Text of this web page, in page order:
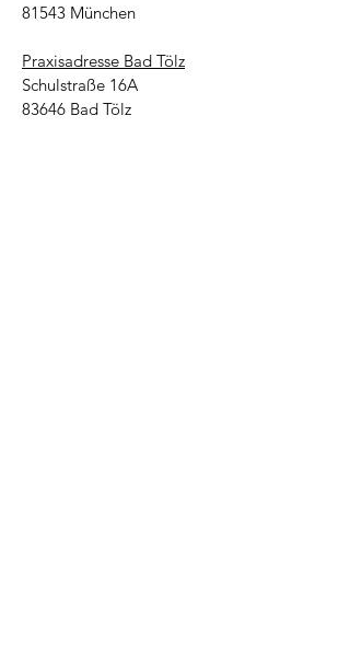
81543 München
Praxisadresse Bad Tölz
Schulstraße 16A
83646 Bad Tölz